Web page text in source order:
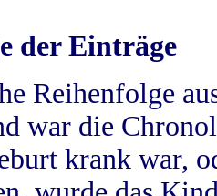
der Einträge
Reihenfolge
war die
krank war,